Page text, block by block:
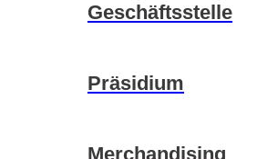
Geschäftsstelle
Präsidium
Merchandising